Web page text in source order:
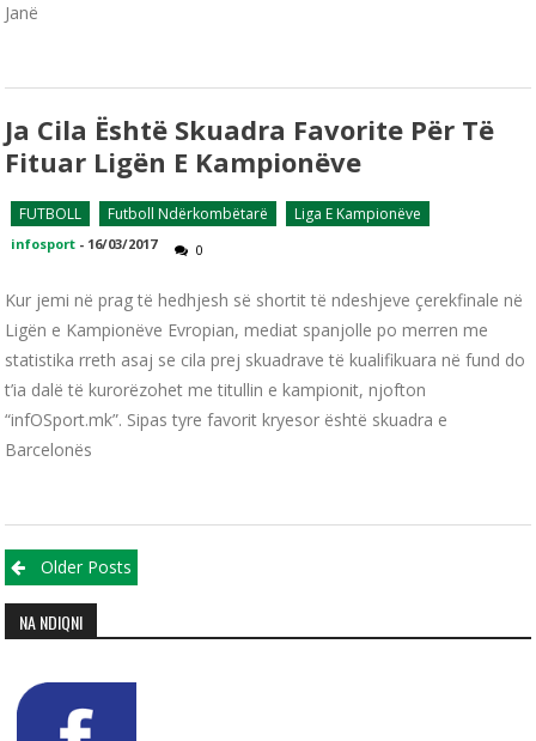
Janë
Ja Cila Është Skuadra Favorite Për Të
Fituar Ligën E Kampionëve
FUTBOLL Futboll Ndërkombëtarë Liga E Kampionëve
infosport - 16/03/2017 0
Kur jemi në prag të hedhjesh së shortit të ndeshjeve çerekfinale në
Ligën e Kampionëve Evropian, mediat spanjolle po merren me
statistika rreth asaj se cila prej skuadrave të kualifikuara në fund do
t’ia dalë të kurorëzohet me titullin e kampionit, njofton
“infOSport.mk”. Sipas tyre favorit kryesor është skuadra e
Barcelonës
Posts navigation
Older Posts
NA NDIQNI